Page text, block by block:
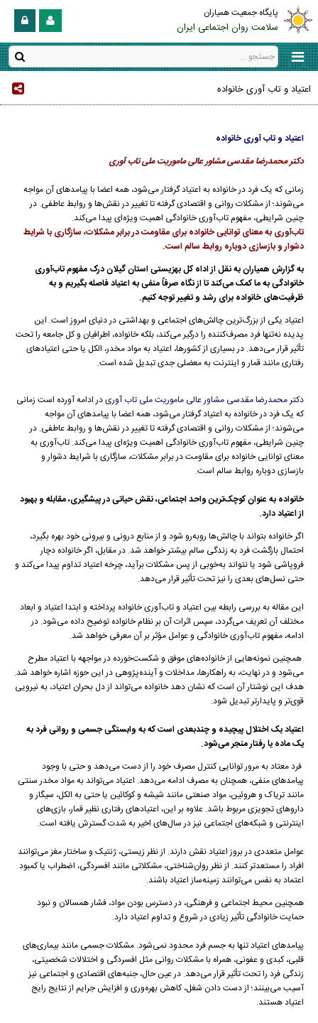
پایگاه جمعیت همیاران
سلامت روان اجتماعی ایران
اعتیاد و تاب آوری خانواده
اعتیاد و تاب آوری خانواده
دکتر محمدرضا مقدسی مشاور عالی ماموریت ملی تاب آوری
زمانی که یک فرد در خانواده به اعتیاد گرفتار می‌شود، همه اعضا با پیامدهای آن مواجه
می‌شوند؛ از مشکلات روانی و اقتصادی گرفته تا تغییر در نقش‌ها و روابط عاطفی. در
چنین شرایطی، مفهوم تاب‌آوری خانوادگی اهمیت ویژه‌ای پیدا می‌کند.
تاب‌آوری به معنای توانایی خانواده برای مقاومت در برابر مشکلات، سازگاری با شرایط
دشوار و بازسازی دوباره روابط سالم است.
به گزارش همیاران به نقل از اداه کل بهزیستی استان گیلان درک مفهوم تاب‌آوری
خانوادگی به ما کمک می‌کند تا از نگاه صرفاً منفی به اعتیاد فاصله بگیریم و به
ظرفیت‌های خانواده برای رشد و تغییر توجه کنیم.
اعتیاد یکی از بزرگ‌ترین چالش‌های اجتماعی و بهداشتی در دنیای امروز است. این
پدیده نه‌تنها فرد مصرف‌کننده را درگیر می‌کند، بلکه خانواده، اطرافیان و کل جامعه را تحت
تأثیر قرار می‌دهد. در بسیاری از کشورها، اعتیاد به مواد مخدر، الکل یا حتی اعتیادهای
رفتاری مانند قمار و اینترنت به معضلی جدی تبدیل شده است.
دکتر محمدرضا مقدسی مشاور عالی ماموریت ملی تاب آوریدر ادامه آورده است زمانی
که یک فرد در خانواده به اعتیاد گرفتار می‌شود، همه اعضا با پیامدهای آن مواجه
می‌شوند؛ از مشکلات روانی و اقتصادی گرفته تا تغییر در نقش‌ها و روابط عاطفی. در
چنین شرایطی، مفهوم تاب‌آوری خانوادگی اهمیت ویژه‌ای پیدا می‌کند. تاب‌آوری به
معنای توانایی خانواده برای مقاومت در برابر مشکلات، سازگاری با شرایط دشوار و
بازسازی دوباره روابط سالم است.
خانواده به عنوان کوچک‌ترین واحد اجتماعی، نقش حیاتی در پیشگیری، مقابله و بهبود
از اعتیاد دارد.
اگر خانواده بتواند با چالش‌ها روبه‌رو شود و از منابع درونی و بیرونی خود بهره بگیرد،
احتمال بازگشت فرد به زندگی سالم بیشتر خواهد شد. در مقابل، اگر خانواده دچار
فروپاشی شود یا نتواند به‌خوبی از پس مشکلات برآید، چرخه اعتیاد تداوم پیدا می‌کند و
حتی نسل‌های بعدی را نیز تحت تأثیر قرار می‌دهد.
این مقاله به بررسی رابطه بین اعتیاد و تاب‌آوری خانواده پرداخته و ابتدا اعتیاد و ابعاد
مختلف آن تعریف می‌گردد، سپس اثرات آن بر نظام خانواده توضیح داده می‌شود. در
ادامه، مفهوم تاب‌آوری خانوادگی و عوامل مؤثر بر آن معرفی خواهد شد.
همچنین نمونه‌هایی از خانواده‌های موفق و شکست‌خورده در مواجهه با اعتیاد مطرح
می‌شود و در نهایت، به راهکارها، مداخلات و آینده‌پژوهی در این حوزه اشاره خواهد شد.
هدف این نوشتار آن است که نشان دهد خانواده می‌تواند از دل بحران اعتیاد، به نیرویی
قوی‌تر و پایدارتر تبدیل شود.
اعتیاد یک اختلال پیچیده و چندبعدی است که به وابستگی جسمی و روانی فرد به
یک ماده یا رفتار منجر می‌شود.
فرد معتاد به مرور توانایی کنترل مصرف خود را از دست می‌دهد و حتی با وجود
پیامدهای منفی، همچنان به مصرف ادامه می‌دهد. اعتیاد می‌تواند به مواد مخدر سنتی
مانند تریاک و هروئین، مواد صنعتی مانند شیشه و کوکائین یا حتی به الکل، سیگار و
داروهای تجویزی مربوط باشد. علاوه بر این، اعتیادهای رفتاری نظیر قمار، بازی‌های
اینترنتی و شبکه‌های اجتماعی نیز در سال‌های اخیر به شدت گسترش یافته است.
عوامل متعددی در بروز اعتیاد نقش دارند. از نظر زیستی، ژنتیک و ساختار مغز می‌توانند
افراد را مستعدتر کنند. از نظر روان‌شناختی، مشکلاتی مانند افسردگی، اضطراب یا کمبود
اعتماد به نفس می‌توانند زمینه‌ساز اعتیاد باشند.
همچنین محیط اجتماعی و فرهنگی، در دسترس بودن مواد، فشار همسالان و نبود
حمایت خانوادگی تأثیر زیادی در شروع و تداوم اعتیاد دارد.
پیامدهای اعتیاد تنها به جسم فرد محدود نمی‌شود. مشکلات جسمی مانند بیماری‌های
قلبی، کبدی و عفونی، همراه با مشکلات روانی مثل افسردگی و اختلالات شخصیتی،
زندگی فرد را تحت تأثیر قرار می‌دهد. در عین حال، جنبه‌های اقتصادی و اجتماعی نیز
آسیب می‌بینند؛ از دست دادن شغل، کاهش بهره‌وری و افزایش جرایم از نتایج رایج
اعتیاد هستند.